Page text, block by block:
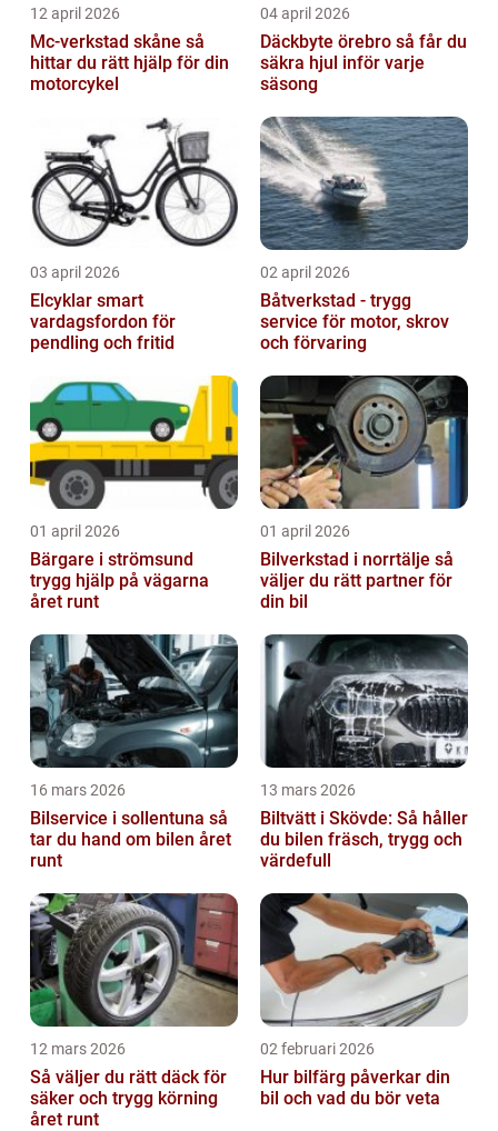
12 april 2026
Mc-verkstad skåne så
hittar du rätt hjälp för din
motorcykel
04 april 2026
Däckbyte örebro så får du
säkra hjul inför varje
säsong
03 april 2026
Elcyklar smart
vardagsfordon för
pendling och fritid
02 april 2026
Båtverkstad - trygg
service för motor, skrov
och förvaring
01 april 2026
Bärgare i strömsund
trygg hjälp på vägarna
året runt
01 april 2026
Bilverkstad i norrtälje så
väljer du rätt partner för
din bil
16 mars 2026
Bilservice i sollentuna så
tar du hand om bilen året
runt
13 mars 2026
Biltvätt i Skövde: Så håller
du bilen fräsch, trygg och
värdefull
12 mars 2026
Så väljer du rätt däck för
säker och trygg körning
året runt
02 februari 2026
Hur bilfärg påverkar din
bil och vad du bör veta